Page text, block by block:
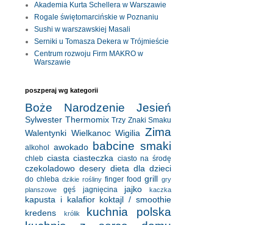
Akademia Kurta Schellera w Warszawie
Rogale świętomarcińskie w Poznaniu
Sushi w warszawskiej Masali
Serniki u Tomasza Dekera w Trójmieście
Centrum rozwoju Firm MAKRO w
Warszawie
poszperaj wg kategorii
Boże Narodzenie Jesień
Sylwester Thermomix Trzy Znaki Smaku
Walentynki Wielkanoc Wigilia Zima
alkohol awokado babcine smaki
chleb ciasta ciasteczka ciasto na środę
czekoladowo desery dieta dla dzieci
do chleba dzikie rośliny finger food grill gry
planszowe
gęś jagnięcina jajko kaczka
kapusta i kalafior koktajl / smoothie
kredens
królik
kuchnia polska